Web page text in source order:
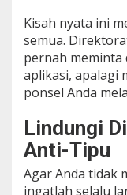
Kisah nyata ini
semua.
pernah
aplikasi, apalagi
ponsel Anda
Lindungi
Anti-Tipu
Agar Anda tidak
ingatlah selalu